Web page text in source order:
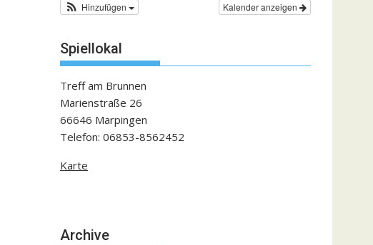
Kalender anzeigen
Hinzufügen
Spiellokal
Treff am Brunnen
Marienstraße 26
66646 Marpingen
Telefon: 06853-8562452
Karte
Archive